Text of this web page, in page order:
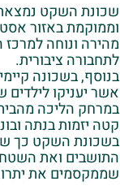
שכונת השקט
וממוקמת באזור
לתחבורה ציבורית.
בנוסף, בשכונה
אשר יעניקו לילדים
במרחק הליכה
קטה יזמות בנתה
בשכונת השקט כך
התושבים ואת השטח
שממקסמים את